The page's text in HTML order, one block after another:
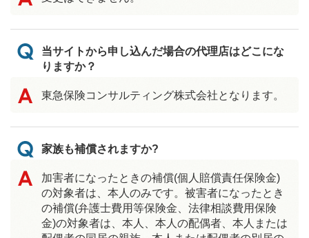
当サイトから申し込んだ場合の代理店はどこにな
りますか？
東急保険コンサルティング株式会社となります。
家族も補償されますか?
加害者になったときの補償(個人賠償責任保険金)
の対象者は、本人のみです。被害者になったとき
の補償(弁護士費用等保険金、法律相談費用保険
金)の対象者は、本人、本人の配偶者、本人または